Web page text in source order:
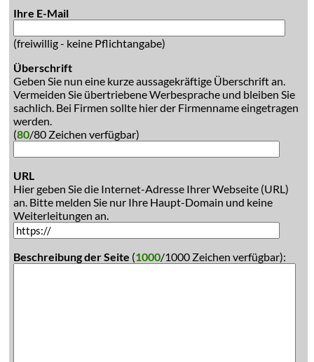
Ihre E-Mail
(freiwillig - keine Pflichtangabe)
Überschrift
Geben Sie nun eine kurze aussagekräftige Überschrift an.
Vermeiden Sie übertriebene Werbesprache und bleiben Sie
sachlich. Bei Firmen sollte hier der Firmenname eingetragen
werden.
(80/80 Zeichen verfügbar)
URL
Hier geben Sie die Internet-Adresse Ihrer Webseite (URL)
an. Bitte melden Sie nur Ihre Haupt-Domain und keine
Weiterleitungen an.
Beschreibung der Seite (1000/1000 Zeichen verfügbar):